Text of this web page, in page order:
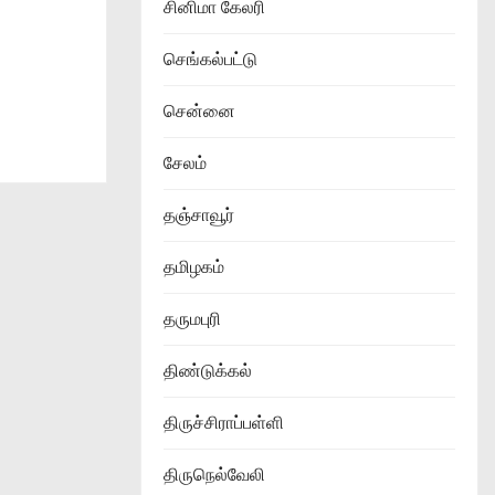
சினிமா கேலரி
செங்கல்பட்டு
சென்னை
சேலம்
தஞ்சாவூர்
தமிழகம்
தருமபுரி
திண்டுக்கல்
திருச்சிராப்பள்ளி
திருநெல்வேலி